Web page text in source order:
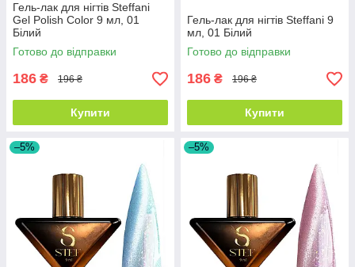
Гель-лак для нігтів Steffani
Gel Polish Color 9 мл, 01
Білий
Готово до відправки
186 ₴ 196 ₴
Купити
Гель-лак для нігтів Steffani 9
мл, 01 Білий
Готово до відправки
186 ₴ 196 ₴
Купити
–5% –5%